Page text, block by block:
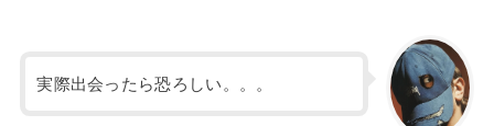
実際出会ったら恐ろしい。。。